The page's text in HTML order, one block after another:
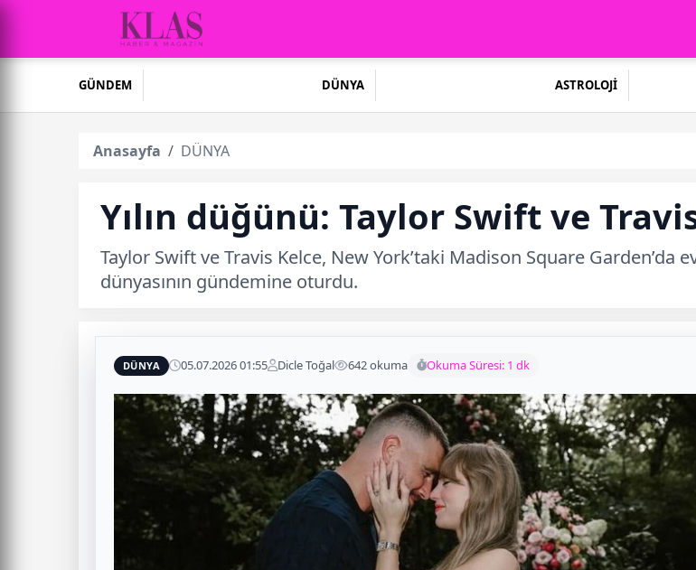
GÜNDEM DÜNYA ASTROLOJİ
Anasayfa DÜNYA
Yılın düğünü: Taylor Swift ve
Taylor Swift ve Travis Kelce, New York’taki Madison Square Garden’da
dünyasının gündemine oturdu.
DÜNYA 05.07.2026 01:55 Dicle Toğal 642 okuma Okuma Süresi: 1 dk